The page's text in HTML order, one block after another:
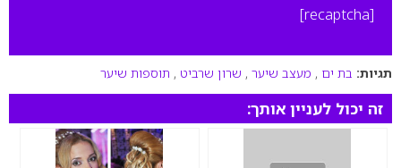
[recaptcha]
תגיות: בת ים , מעצב שיער , שרון שרביט , תוספות שיער
זה יכול לעניין אותך: